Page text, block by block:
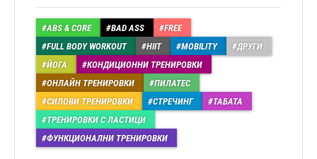
ABS & CORE BAD ASS
FREE
FULL BODY WORKOUT
HIIT MOBILITY
ДРУГИ
ЙОГА
КОНДИЦИОННИ ТРЕНИРОВКИ
ОНЛАЙН ТРЕНИРОВКИ
ПИЛАТЕС
СИЛОВИ ТРЕНИРОВКИ
СТРЕЧИНГ
ТАБАТА
ТРЕНИРОВКИ С ЛАСТИЦИ
ФУНКЦИОНАЛНИ ТРЕНИРОВКИ